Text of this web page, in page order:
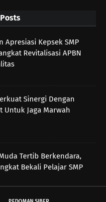
Apresiasi Kepsek SMP
Revitalisasi APBN
Sinergi Dengan
Untuk Jaga Marwah
Tertib Berkendara,
Bekali Pelajar SMP